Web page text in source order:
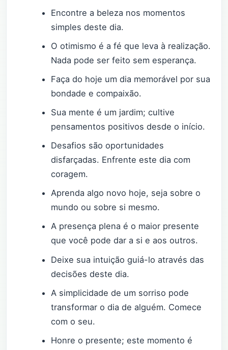
Encontre a beleza nos momentos
simples deste dia.
O otimismo é a fé que leva à realização.
Nada pode ser feito sem esperança.
Faça do hoje um dia memorável por sua
bondade e compaixão.
Sua mente é um jardim; cultive
pensamentos positivos desde o início.
Desafios são oportunidades
disfarçadas. Enfrente este dia com
coragem.
Aprenda algo novo hoje, seja sobre o
mundo ou sobre si mesmo.
A presença plena é o maior presente
que você pode dar a si e aos outros.
Deixe sua intuição guiá-lo através das
decisões deste dia.
A simplicidade de um sorriso pode
transformar o dia de alguém. Comece
com o seu.
Honre o presente; este momento é